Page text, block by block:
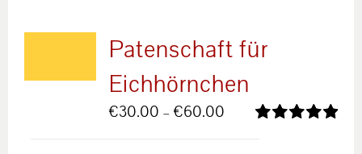
Patenschaft für
Eichhörnchen
€30.00 –€60.00Preisspanne: